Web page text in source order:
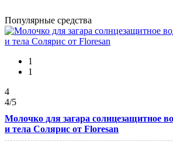
Популярные средства
1
1
4
4/5
Молочко для загара солнцезащитное
и тела Солярис от Floresan